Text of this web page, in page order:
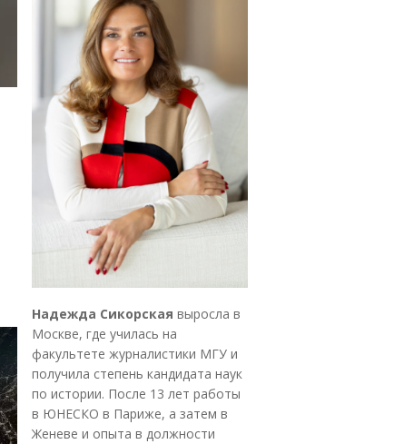
Надежда Сикорская выросла в
Москве, где училась на
факультете журналистики МГУ и
получила степень кандидата наук
по истории. После 13 лет работы
в ЮНЕСКО в Париже, а затем в
Женеве и опыта в должности